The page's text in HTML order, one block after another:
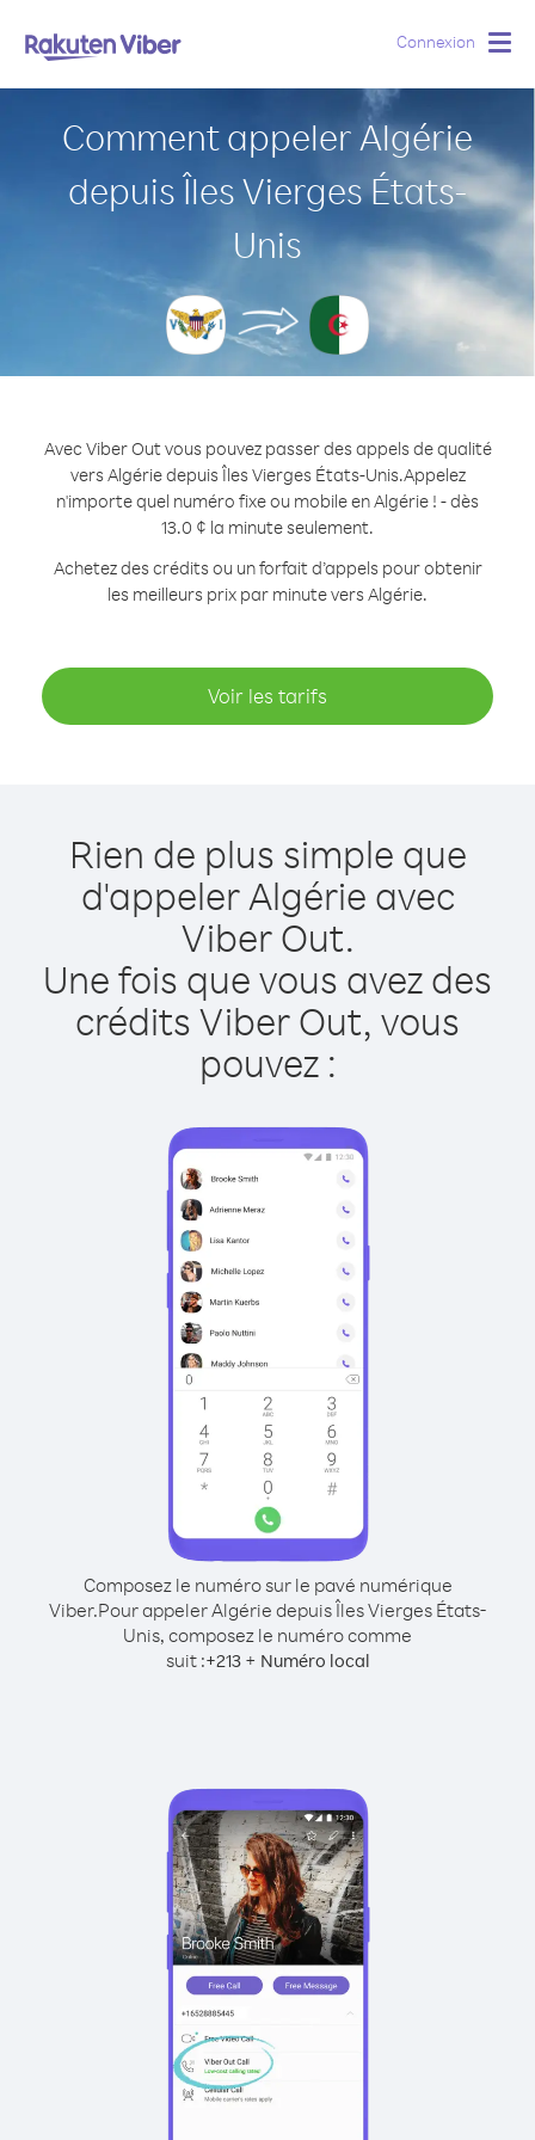
Connexion
Comment appeler Algérie
depuis Îles Vierges États-
Unis
Avec Viber Out vous pouvez passer des appels de qualité
vers Algérie depuis Îles Vierges États-Unis.Appelez
n'importe quel numéro fixe ou mobile en Algérie ! - dès
13.0 ¢ la minute seulement.
Achetez des crédits ou un forfait d’appels pour obtenir
les meilleurs prix par minute vers Algérie.
Voir les tarifs
Rien de plus simple que
d'appeler Algérie avec
Viber Out.
Une fois que vous avez des
crédits Viber Out, vous
pouvez :
Composez le numéro sur le pavé numérique
Viber.Pour appeler Algérie depuis Îles Vierges États-
Unis, composez le numéro comme
suit :+213+ Numéro local